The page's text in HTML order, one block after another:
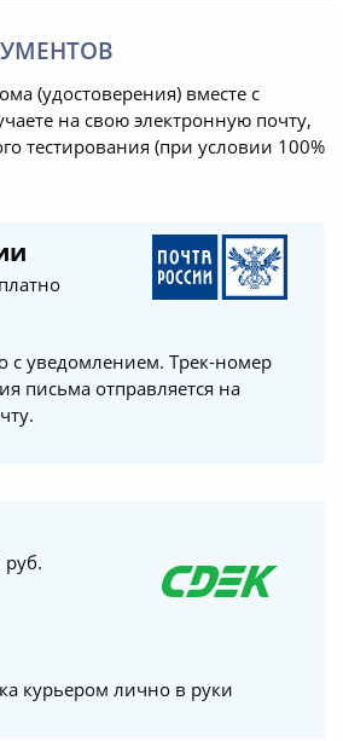
(удостоверения) вместе с
на свою электронную почту,
тестирования (при условии 100%
с уведомлением. Трек-номер
письма отправляется на
руб.
курьером лично в руки